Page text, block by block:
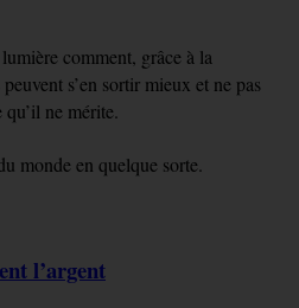
comment, grâce à la
s’en sortir mieux et ne pas
ne mérite.
monde en quelque sorte.
l’argent